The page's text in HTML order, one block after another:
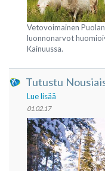
Vetovoimainen
luonnonarvot
Kainuussa.
Tutustu
Lue lisää
01.02.17